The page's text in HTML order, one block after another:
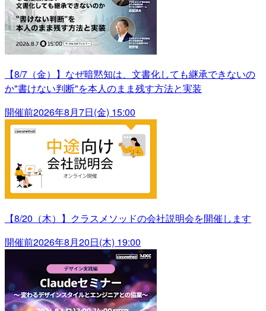
【8/7（金）】なぜ暗黙知は、文書化しても継承できないの
か"書けない判断"を本人のまま残す方法と実装
開催前2026年8月7日(金) 15:00
【8/20（木）】クラスメソッドの会社説明会を開催します
開催前2026年8月20日(木) 19:00